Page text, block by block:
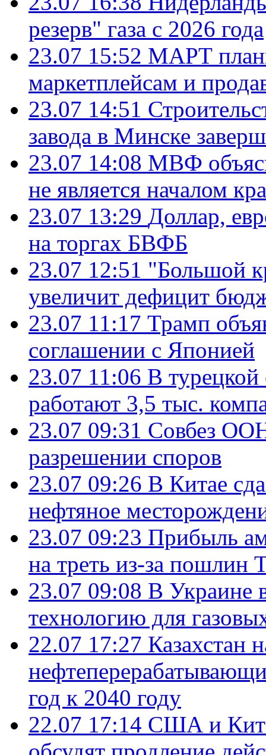
резерв" газа с 2026 года
23.07 15:52 МАРТ
маркетплейсам и
23.07 14:51
завода в Минске
23.07 14:08 МВФ
не является началом
23.07 13:29 Доллар,
на торгах БВФБ
23.07 12:51 "Большой
увеличит дефицит
23.07 11:17 Трамп
соглашении с Японией
23.07 11:06 В
работают 3,5 тыс.
23.07 09:31 Совбез
разрешении споров
23.07 09:26 В Китае
нефтяное
23.07 09:23 Прибыль
на треть из-за пошлин
23.07 09:08 В Украине
технологию для
22.07 17:27 Казахстан
год к 2040 году
22.07 17:14 США и